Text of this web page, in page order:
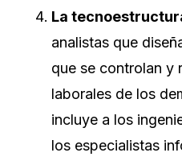
La
analistas que
que se controlan y
laborales de los
incluye a los
los especialistas